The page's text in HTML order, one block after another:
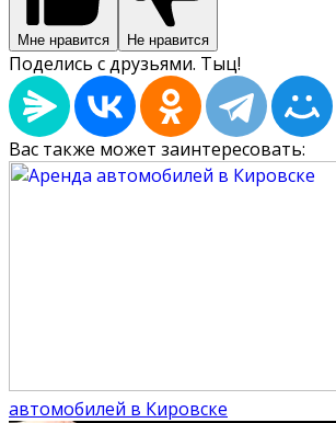
Мне нравится Не нравится
Поделись с друзьями. Тыц!
Вас также может заинтересовать:
автомобилей в Кировске